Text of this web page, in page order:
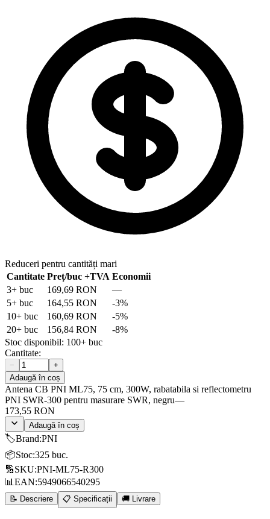
Reduceri pentru cantități mari
Cantitate Preț/buc +TVA Economii
3+ buc 169,69 RON
—
5+ buc 164,55 RON -3%
10+ buc 160,69 RON -5%
20+ buc 156,84 RON -8%
Stoc disponibil: 100+ buc
Cantitate:
−
+
Adaugă în coș
Antena CB PNI ML75, 75 cm, 300W, rabatabila si reflectometru
PNI SWR-300 pentru masurare SWR, negru—
173,55 RON
Adaugă în coș
🏷️Brand:PNI
📦Stoc:325 buc.
🔢SKU:PNI-ML75-R300
📊 EAN:5949066540295
📝 Descriere 📋 Specificații 🚚 Livrare